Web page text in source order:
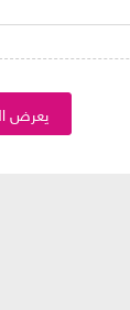
يعرض